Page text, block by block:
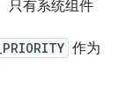
只有系统组件
作为